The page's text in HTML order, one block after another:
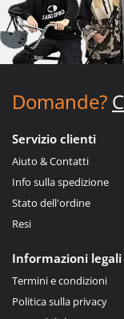
Domande?
Servizio clienti
Aiuto & Contatti
Info sulla spedizione
Stato dell'ordine
Resi
Informazioni legali
Termini e condizioni
Politica sulla privacy